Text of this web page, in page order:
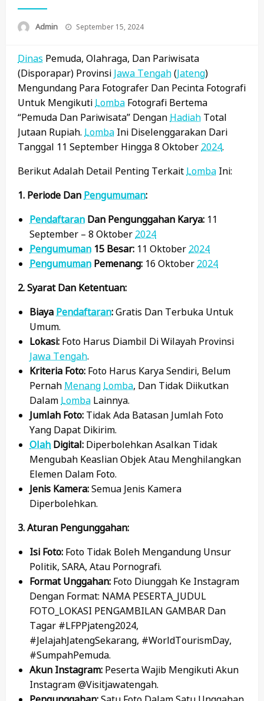
Admin
Posted
September 15, 2024
Dinas Pemuda, Olahraga, Dan Pariwisata
(Disporapar) Provinsi Jawa Tengah(Jateng)
Mengundang Para Fotografer Dan Pecinta Fotografi
Untuk Mengikuti Lomba Fotografi Bertema
“Pemuda Dan Pariwisata” Dengan Hadiah Total
Jutaan Rupiah. Lomba Ini Diselenggarakan Dari
Tanggal 11 September Hingga 8 Oktober 2024.
Berikut Adalah Detail Penting Terkait Lomba Ini:
1. Periode Dan Pengumuman:
Pendaftaran Dan Pengunggahan Karya: 11
September – 8 Oktober 2024
Pengumuman 15 Besar: 11 Oktober 2024
Pengumuman Pemenang: 16 Oktober 2024
2. Syarat Dan Ketentuan:
Biaya Pendaftaran:Gratis Dan Terbuka Untuk
Umum.
Lokasi: Foto Harus Diambil Di Wilayah Provinsi
Jawa Tengah.
Kriteria Foto: Foto Harus Karya Sendiri, Belum
Pernah Menang Lomba, Dan Tidak Diikutkan
Dalam Lomba Lainnya.
Jumlah Foto: Tidak Ada Batasan Jumlah Foto
Yang Dapat Dikirim.
Olah Digital: Diperbolehkan Asalkan Tidak
Mengubah Keaslian Objek Atau Menghilangkan
Elemen Dalam Foto.
Jenis Kamera:Semua Jenis Kamera
Diperbolehkan.
3. Aturan Pengunggahan:
Isi Foto: Foto Tidak Boleh Mengandung Unsur
Politik, SARA, Atau Pornografi.
Format Unggahan: Foto Diunggah Ke Instagram
Dengan Format: NAMA PESERTA_JUDUL
FOTO_LOKASI PENGAMBILAN GAMBAR Dan
Tagar #LFPPjateng2024,
#JelajahJatengSekarang, #WorldTourismDay,
#SumpahPemuda.
Akun Instagram: Peserta Wajib Mengikuti Akun
Instagram @visitjawatengah.